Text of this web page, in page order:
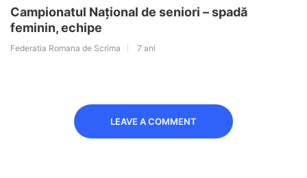
Campionatul Național de seniori – spadă
feminin, echipe
Federatia Romana de Scrima 7 ani
LEAVE A COMMENT